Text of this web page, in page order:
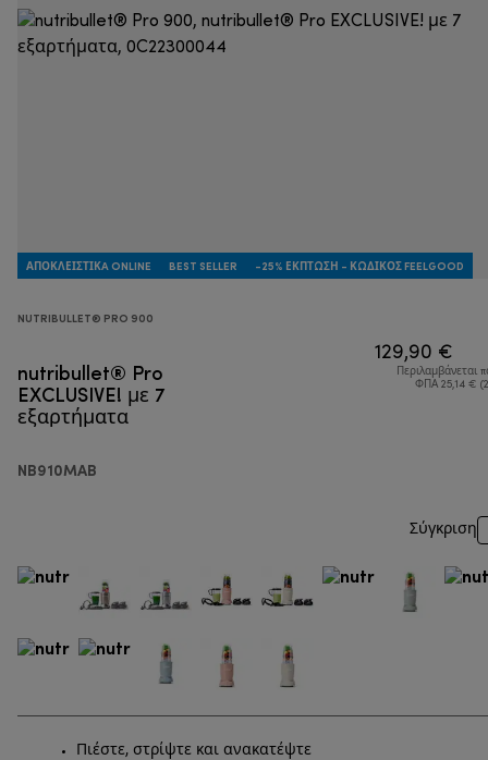
ΑΠΟΚΛΕΙΣΤΙΚA ONLINE BEST SELLER -25% ΈΚΠΤΩΣΗ - ΚΩΔΙΚΌΣ FEELGOOD
NUTRIBULLET® PRO 900
nutribullet® Pro
EXCLUSIVE! με 7
εξαρτήματα
NB910MAB
129,90 €
Περιλαμβάνεται
ΦΠΑ 25,14 €
Σύγκριση
Πιέστε, στρίψτε και ανακατέψτε